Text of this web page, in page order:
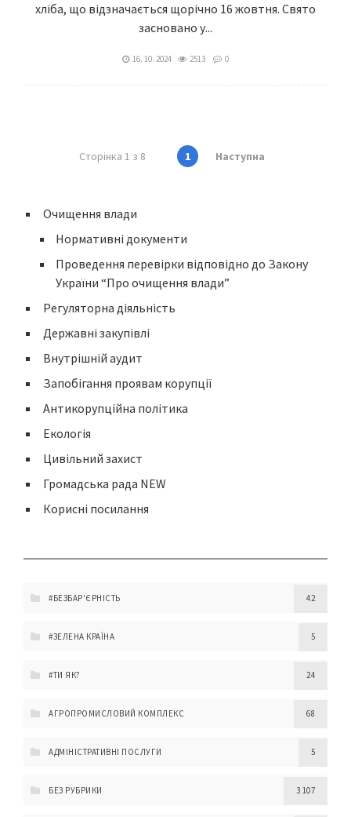
хліба, що відзначається щорічно 16 жовтня. Свято
засновано у...
16. 10. 2024 2513 0
Сторінка 1 з 8 1 Наступна
Очищення влади
Нормативні документи
Проведення перевірки відповідно до Закону
України “Про очищення влади”
Регуляторна діяльність
Державні закупівлі
Внутрішній аудит
Запобігання проявам корупції
Антикорупційна політика
Екологія
Цивільний захист
Громадська рада NEW
Корисні посилання
#БЕЗБАР'ЄРНІСТЬ 42
#ЗЕЛЕНА КРАЇНА 5
#ТИ ЯК? 24
АГРОПРОМИСЛОВИЙ КОМПЛЕКС 68
АДМІНІСТРАТИВНІ ПОСЛУГИ 5
БЕЗ РУБРИКИ 3 107